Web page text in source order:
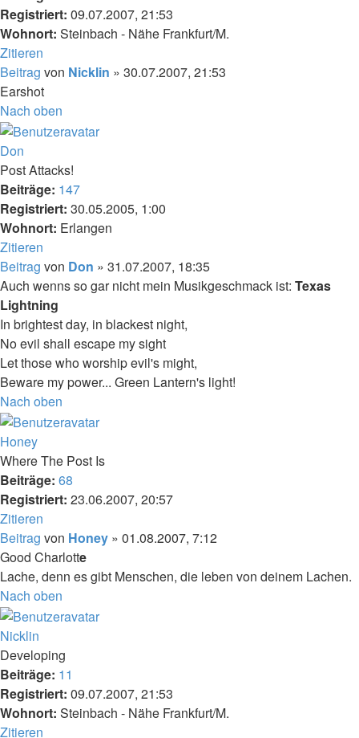
Registriert: 09.07.2007, 21:53
Wohnort: Steinbach - Nähe Frankfurt/M.
Zitieren
Beitrag von Nicklin » 30.07.2007, 21:53
Earshot
Nach oben
Don
Post Attacks!
Beiträge: 147
Registriert: 30.05.2005, 1:00
Wohnort: Erlangen
Zitieren
Beitrag von Don » 31.07.2007, 18:35
Auch wenns so gar nicht mein Musikgeschmack ist: Texas
Lightning
In brightest day, in blackest night,
No evil shall escape my sight
Let those who worship evil's might,
Beware my power... Green Lantern's light!
Nach oben
Honey
Where The Post Is
Beiträge: 68
Registriert: 23.06.2007, 20:57
Zitieren
Beitrag von Honey » 01.08.2007, 7:12
Good Charlotte
Lache, denn es gibt Menschen, die leben von deinem Lachen.
Nach oben
Nicklin
Developing
Beiträge: 11
Registriert: 09.07.2007, 21:53
Wohnort: Steinbach - Nähe Frankfurt/M.
Zitieren